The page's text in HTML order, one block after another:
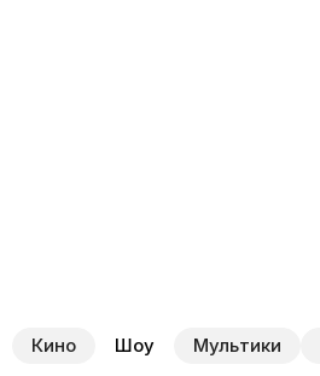
Кино Шоу Мультики